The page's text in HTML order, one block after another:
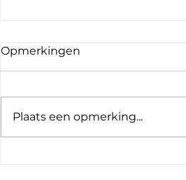
De retourgids
Opmerkingen
Plaats een opmerking...